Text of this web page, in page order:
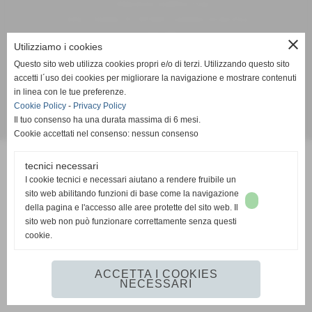
P.I. 01636130500
info@frogspallacanestro.it
close
Utilizziamo i cookies
Questo sito web utilizza cookies propri e/o di terzi. Utilizzando questo sito
accetti l´uso dei cookies per migliorare la navigazione e mostrare contenuti
in linea con le tue preferenze.
Cookie Policy - Privacy Policy
Il tuo consenso ha una durata massima di 6 mesi.
Cookie accettati nel consenso: nessun consenso
tecnici necessari
I cookie tecnici e necessari aiutano a rendere fruibile un
sito web abilitando funzioni di base come la navigazione
della pagina e l'accesso alle aree protette del sito web. Il
sito web non può funzionare correttamente senza questi
cookie.
ACCETTA I COOKIES
NECESSARI